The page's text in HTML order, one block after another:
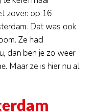
zover: op 16
Dat was ook
Ze had
dan ben je zo weer
Maar ze is hier nu al